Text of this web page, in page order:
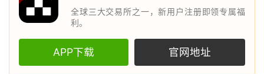
全球三大交易所之一，新用户注册即领专属福
利。
APP下载 官网地址